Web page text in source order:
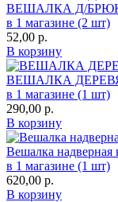
ВЕШАЛКА Д/БРЮК
в 1 магазине (2 шт)
52,00 р.
В корзину
ВЕШАЛКА
в 1 магазине (1 шт)
290,00 р.
В корзину
Вешалка
в 1 магазине (1 шт)
620,00 р.
В корзину